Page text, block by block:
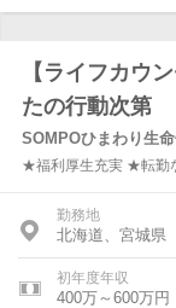
【ライフカウ
たの行動次第
SOMPOひまわり生
★福利厚生充実 ★転勤
勤務地
北海道、宮城県
初年度年収
400万～600万円